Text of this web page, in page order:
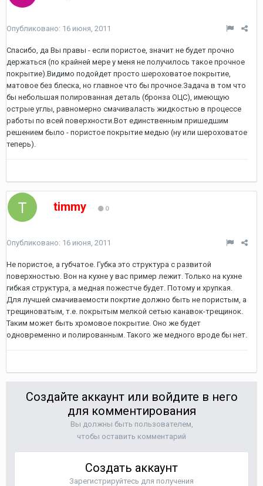
Опубликовано: 16 июня, 2011
Спасибо, да Вы правы - если пористое, значит не будет прочно
держаться (по крайней мере у меня не получилось такое прочное
покрытие).Видимо подойдет просто шероховатое покрытие,
матовое без блеска, но главное что бы прочное.Задача в том что
бы небольшая полированная деталь (бронза ОЦС), имеющую
острые углы, равномерно смачиваласть жидкостью в процессе
работы по всей поверхности.Вот единственным пришедшим
решением было - пористое покрытие медью (ну или шероховатое
теперь).
timmy 0
Опубликовано: 16 июня, 2011
Не пористое, а губчатое. Губка это структура с развитой
поверхностью. Вон на кухне у вас пример лежит. Только на кухне
гибкая структура, а медная пожестче будет. Потому и хрупкая.
Для лучшей смачиваемости покртие должно быть не пористым, а
трещиноватым, т.е. покрытым мелкой сетью канавок-трещинок.
Таким может быть хромовое покрытие. Оно же будет
одновременно и полированным. Такого же медного вроде бы нет.
Создайте аккаунт или войдите в него
для комментирования
Вы должны быть пользователем,
чтобы оставить комментарий
Создать аккаунт
Зарегистрируйтесь для получения